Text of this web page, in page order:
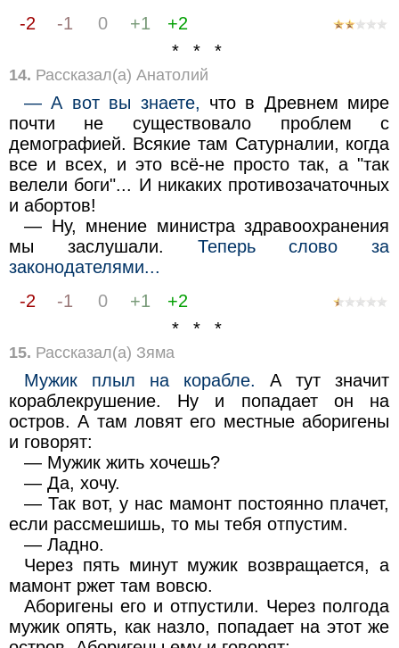
-2
-1 0 +1
+2
* * *
14. Рассказал(а) Анатолий
— А вот вы знаете, что в Древнем мире
почти не существовало проблем с
демографией. Всякие там Сатурналии, когда
все и всех, и это всё-не просто так, а "так
велели боги"... И никаких противозачаточных
и абортов!
— Ну, мнение министра здравоохранения
мы заслушали. Теперь слово за
законодателями...
-2
-1 0 +1
+2
* * *
15. Рассказал(а) Зяма
Мужик плыл на корабле. А тут значит
кораблекрушение. Ну и попадает он на
остров. А там ловят его местные аборигены
и говорят:
— Мужик жить хочешь?
— Да, хочу.
— Так вот, у нас мамонт постоянно плачет,
если рассмешишь, то мы тебя отпустим.
— Ладно.
Через пять минут мужик возвращается, а
мамонт ржет там вовсю.
Аборигены его и отпустили. Через полгода
мужик опять, как назло, попадает на этот же